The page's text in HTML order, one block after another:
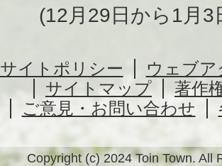
(12月29日から1月3
サイトポリシー
ウェブ
サイトマップ
著作
ご意見・お問い合わせ
Copyright (c) 2024 Toin Town. All